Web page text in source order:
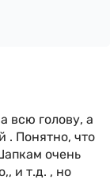
всю голову, а
. Понятно, что
очень
и т.д. , но